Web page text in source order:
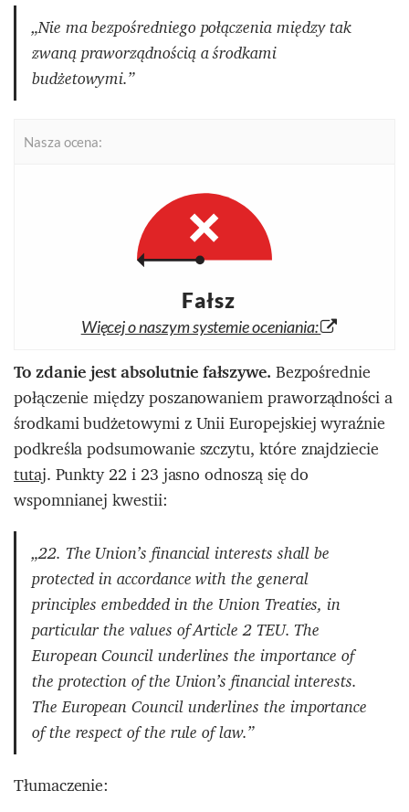
„Nie ma bezpośredniego połączenia między tak
zwaną praworządnością a środkami
budżetowymi.”
Nasza ocena:
Fałsz
Więcej o naszym systemie oceniania:
To zdanie jest absolutnie fałszywe.Bezpośrednie
połączenie między poszanowaniem praworządności a
środkami budżetowymi z Unii Europejskiej wyraźnie
podkreśla podsumowanie szczytu, które znajdziecie
tutaj. Punkty 22 i 23 jasno odnoszą się do
wspomnianej kwestii:
„22. The Union’s financial interests shall be
protected in accordance with the general
principles embedded in the Union Treaties, in
particular the values of Article 2 TEU. The
European Council underlines the importance of
the protection of the Union’s financial interests.
The European Council underlines the importance
of the respect of the rule of law.”
Tłumaczenie: